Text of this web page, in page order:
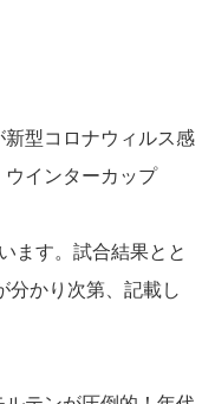
型コロナウィルス感
インターカップ
ます。試合結果とと
分かり次第、記載し